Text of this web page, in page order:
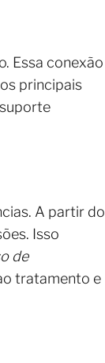
Essa conexão
principais
A partir do
Isso
de
tratamento e